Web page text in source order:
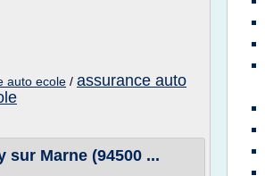
auto ecole / assurance auto
sur Marne (94500 ...